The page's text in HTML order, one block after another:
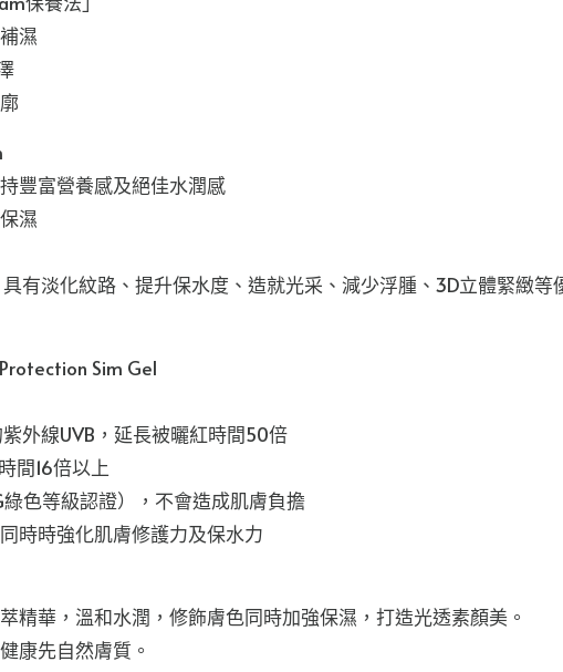
濕
豐富營養感及絕佳水潤感
濕
有淡化紋路、提升保水度、造就光采、減少浮腫、3D立體緊緻等
Sim Gel
外線UVB，延長被曬紅時間50倍
間16倍以上
色等級認證），不會造成肌膚負擔
時時強化肌膚修護力及保水力
精華，溫和水潤，修飾膚色同時加強保濕，打造光透素顏美。
康先自然膚質。